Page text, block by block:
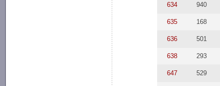
634 940
635 168
636 501
638 293
647 529